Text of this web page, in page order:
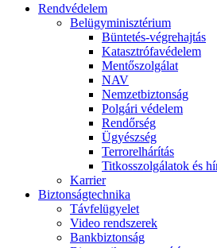
Rendvédelem
Belügyminisztérium
Büntetés-végrehajtás
Katasztrófavédelem
Mentőszolgálat
NAV
Nemzetbiztonság
Polgári védelem
Rendőrség
Ügyészség
Terrorelhárítás
Titkosszolgálatok és
Karrier
Biztonságtechnika
Távfelügyelet
Video rendszerek
Bankbiztonság